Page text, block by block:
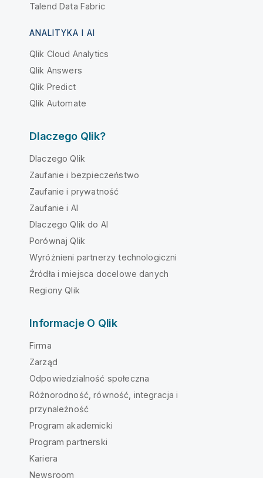
Talend Data Fabric
ANALITYKA I AI
Qlik Cloud Analytics
Qlik Answers
Qlik Predict
Qlik Automate
Dlaczego Qlik?
Dlaczego Qlik
Zaufanie i bezpieczeństwo
Zaufanie i prywatność
Zaufanie i AI
Dlaczego Qlik do AI
Porównaj Qlik
Wyróżnieni partnerzy technologiczni
Źródła i miejsca docelowe danych
Regiony Qlik
Informacje O Qlik
Firma
Zarząd
Odpowiedzialność społeczna
Różnorodność, równość, integracja i
przynależność
Program akademicki
Program partnerski
Kariera
Newsroom